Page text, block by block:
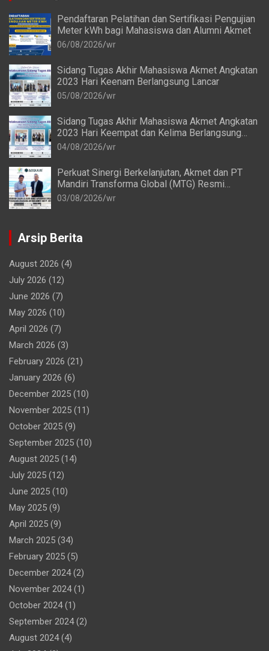
Pendaftaran Pelatihan dan Sertifikasi Pengujian
Meter kWh bagi Mahasiswa dan Alumni Akmet
06/08/2026 wr
Sidang Tugas Akhir Mahasiswa Akmet Angkatan
2023 Hari Keenam Berlangsung Lancar
05/08/2026 wr
Sidang Tugas Akhir Mahasiswa Akmet Angkatan
2023 Hari Keempat dan Kelima Berlangsung
Lancar
04/08/2026 wr
Perkuat Sinergi Berkelanjutan, Akmet dan PT
Mandiri Transforma Global (MTG) Resmi
Perpanjang Perjanjian Kerja Sama
03/08/2026 wr
Arsip Berita
August 2026 (4)
July 2026 (12)
June 2026 (7)
May 2026 (10)
April 2026 (7)
March 2026 (3)
February 2026 (21)
January 2026 (6)
December 2025 (10)
November 2025 (11)
October 2025 (9)
September 2025 (10)
August 2025 (14)
July 2025 (12)
June 2025 (10)
May 2025 (9)
April 2025 (9)
March 2025 (34)
February 2025 (5)
December 2024(2)
November 2024(1)
October 2024(1)
September 2024(2)
August 2024(4)